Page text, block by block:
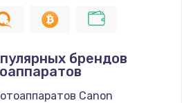
1400 руб.
Заказать
брендов
Canon